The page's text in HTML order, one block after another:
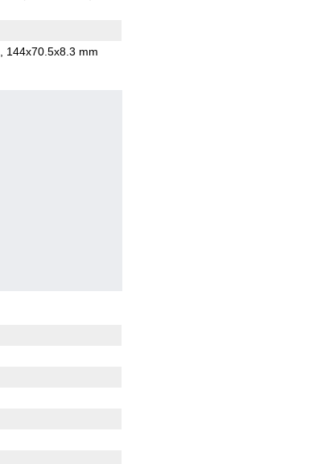
, 144x70.5x8.3 mm